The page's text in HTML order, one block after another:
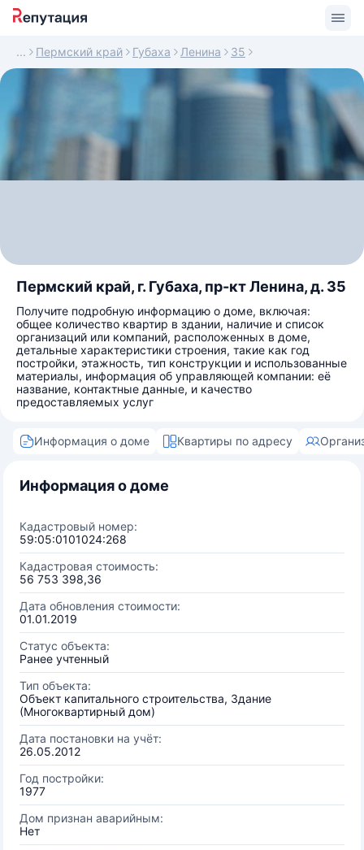
Пермский край Губаха Ленина 35
Пермский край, г. Губаха, пр-кт Ленина, д. 35
Получите подробную информацию о доме, включая:
общее количество квартир в здании, наличие и список
организаций или компаний, расположенных в доме,
детальные характеристики строения, такие как год
постройки, этажность, тип конструкции и использованные
материалы, информация об управляющей компании: её
название, контактные данные, и качество
предоставляемых услуг
Информация о доме Квартиры по адресу
Информация о доме
Кадастровый номер:
59:05:0101024:268
Кадастровая стоимость:
56 753 398,36
Дата обновления стоимости:
01.01.2019
Статус объекта:
Ранее учтенный
Тип объекта:
Объект капитального строительства, Здание
(Многоквартирный дом)
Дата постановки на учёт:
26.05.2012
Год постройки:
1977
Дом признан аварийным:
Нет